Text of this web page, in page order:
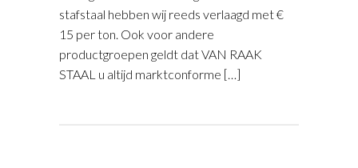
stafstaal hebben wij reeds verlaagd met €
15 per ton. Ook voor andere
productgroepen geldt dat VAN RAAK
STAAL u altijd marktconforme […]